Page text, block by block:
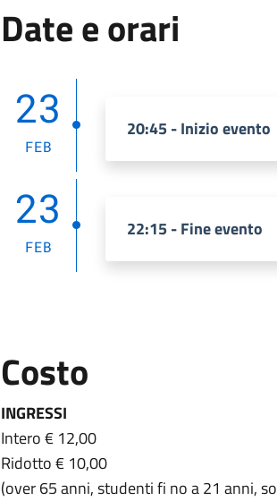
Date e orari
23
FEB
20:45 - Inizio evento
23
FEB
22:15 - Fine evento
Costo
INGRESSI
Intero € 12,00
Ridotto € 10,00
(over 65 anni, studenti fi no a 21 anni,